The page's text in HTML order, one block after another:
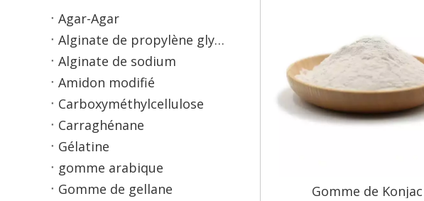
Agar-Agar
Alginate de propylène glycol (PGA)
Alginate de sodium
Amidon modifié
Carboxyméthylcellulose
Carraghénane
Gélatine
gomme arabique
Gomme de gellane
Gomme de Konjac